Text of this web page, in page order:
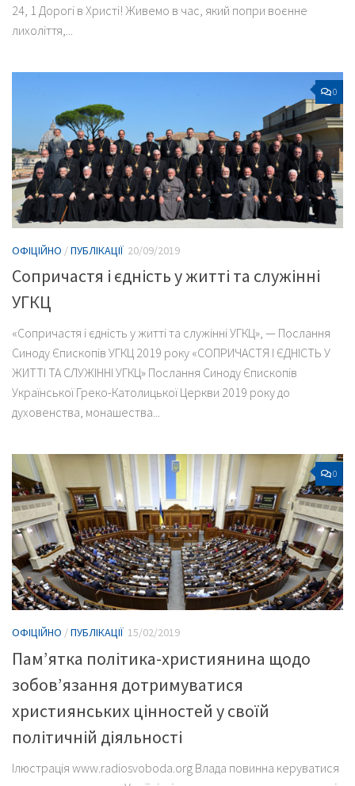
24, 1 Дорогі в Христі! Живемо в час, який попри воєнне
лихоліття,...
0
ОФІЦІЙНО /ПУБЛІКАЦІЇ 20/09/2019
Сопричастя і єдність у житті та служінні
УГКЦ
«Сопричастя і єдність у житті та служінні УГКЦ», — Послання
Синоду Єпископів УГКЦ 2019 року «СОПРИЧАСТЯ І ЄДНІСТЬ У
ЖИТТІ ТА СЛУЖІННІ УГКЦ» Послання Синоду Єпископів
Української Греко-Католицької Церкви 2019 року до
духовенства, монашества...
0
ОФІЦІЙНО /ПУБЛІКАЦІЇ 15/02/2019
Пам’ятка політика-християнина щодо
зобов’язання дотримуватися
християнських цінностей у своїй
політичній діяльності
Ілюстрація www.radiosvoboda.org Влада повинна керуватися